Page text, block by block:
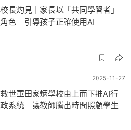
校長灼見｜家長以「共同學習者」
角色 引導孩子正確使用AI
2025-11-27
救世軍田家炳學校由上而下推AI行
政系統 讓教師騰出時間照顧學生